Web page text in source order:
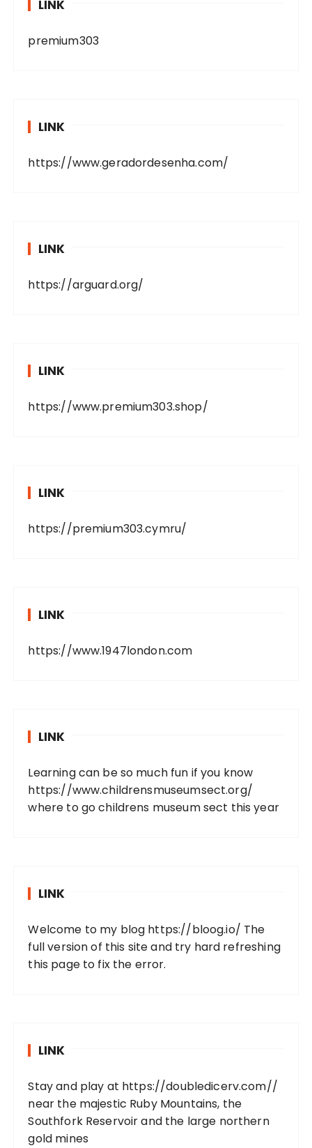
LINK
premium303
LINK
https://www.geradordesenha.com/
LINK
https://arguard.org/
LINK
https://www.premium303.shop/
LINK
https://premium303.cymru/
LINK
https://www.1947london.com
LINK
Learning can be so much fun if you know
https://www.childrensmuseumsect.org/
where to go childrens museum sect this year
LINK
Welcome to my blog https://bloog.io/ The
full version of this site and try hard refreshing
this page to fix the error.
LINK
Stay and play at https://doubledicerv.com//
near the majestic Ruby Mountains, the
Southfork Reservoir and the large northern
gold mines